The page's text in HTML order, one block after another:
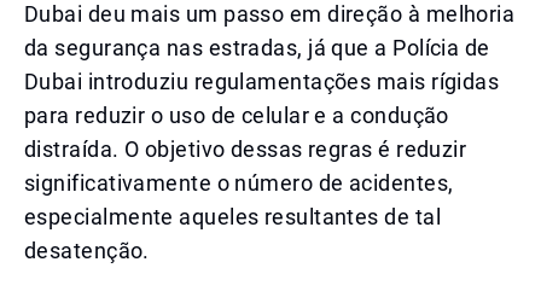
Dubai deu mais um passo em direção à melhoria
da segurança nas estradas, já que a Polícia de
Dubai introduziu regulamentações mais rígidas
para reduzir o uso de celular e a condução
distraída. O objetivo dessas regras é reduzir
significativamente o número de acidentes,
especialmente aqueles resultantes de tal
desatenção.